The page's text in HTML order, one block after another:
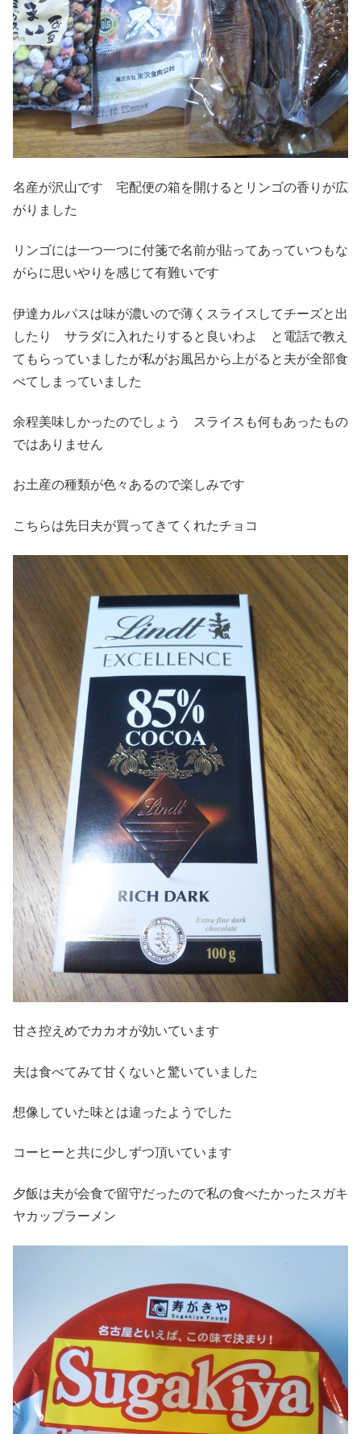
名産が沢山です 宅配便の箱を開けるとリンゴの香りが広
がりました
リンゴには一つ一つに付箋で名前が貼ってあっていつもな
がらに思いやりを感じて有難いです
伊達カルパスは味が濃いので薄くスライスしてチーズと出
したり サラダに入れたりすると良いわよ と電話で教え
てもらっていましたが私がお風呂から上がると夫が全部食
べてしまっていました
余程美味しかったのでしょう スライスも何もあったもの
ではありません
お土産の種類が色々あるので楽しみです
こちらは先日夫が買ってきてくれたチョコ
甘さ控えめでカカオが効いています
夫は食べてみて甘くないと驚いていました
想像していた味とは違ったようでした
コーヒーと共に少しずつ頂いています
夕飯は夫が会食で留守だったので私の食べたかったスガキ
ヤカップラーメン